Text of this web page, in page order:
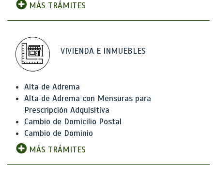
MÁS TRÁMITES
VIVIENDA E INMUEBLES
Alta de Adrema
Alta de Adrema con Mensuras para
Prescripción Adquisitiva
Cambio de Domicilio Postal
Cambio de Dominio
MÁS TRÁMITES